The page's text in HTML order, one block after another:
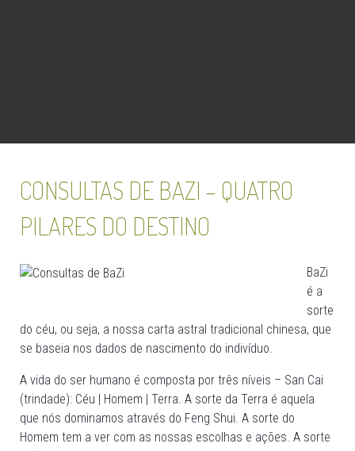
CONSULTAS DE BAZI – QUATRO
PILARES DO DESTINO
BaZi
é a
sorte
do céu, ou seja, a nossa carta astral tradicional chinesa, que
se baseia nos dados de nascimento do indivíduo.
A vida do ser humano é composta por três níveis – San Cai
(trindade): Céu | Homem | Terra. A sorte da Terra é aquela
que nós dominamos através do Feng Shui. A sorte do
Homem tem a ver com as nossas escolhas e ações. A sorte